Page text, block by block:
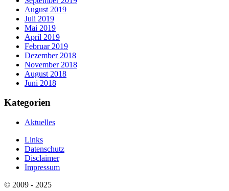
August 2019
Juli 2019
Mai 2019
April 2019
Februar 2019
Dezember 2018
November 2018
August 2018
Juni 2018
Kategorien
Aktuelles
Links
Datenschutz
Disclaimer
Impressum
© 2009 - 2025